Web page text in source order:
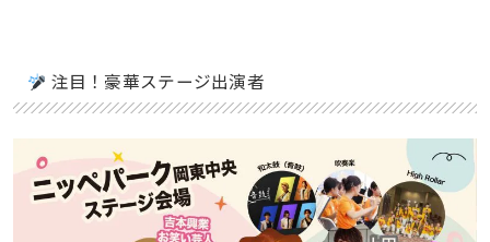
注目！豪華ステージ出演者